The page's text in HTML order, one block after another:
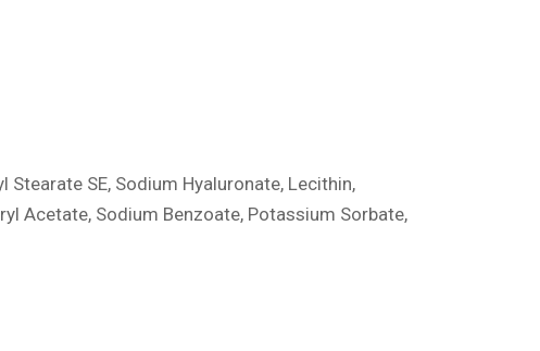
SE, Sodium Hyaluronate, Lecithin,
Acetate, Sodium Benzoate, Potassium Sorbate,